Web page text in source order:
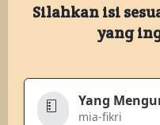
Silahkan isi
yang
Yang
mia-fikri